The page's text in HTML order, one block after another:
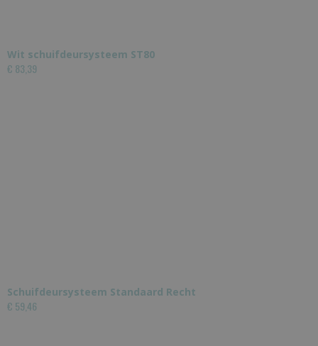
Wit schuifdeursysteem ST80
€ 83,39
Schuifdeursysteem Standaard Recht
€ 59,46